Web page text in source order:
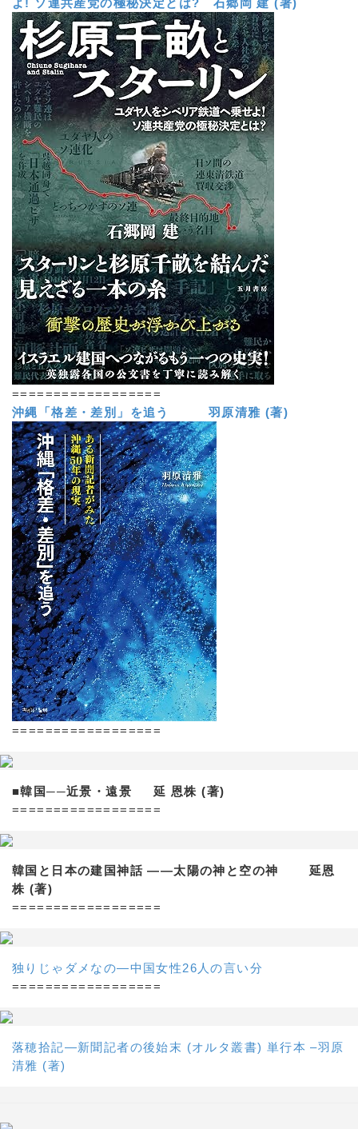
==================
沖縄「格差・差別」を追う 羽原清雅 (著)
==================
■韓国──近景・遠景 延 恩株 (著)
==================
韓国と日本の建国神話 ——太陽の神と空の神 延恩
株 (著)
==================
独りじゃダメなの―中国女性26人の言い分
==================
落穂拾記―新聞記者の後始末 (オルタ叢書) 単行本 –羽原
清雅 (著)